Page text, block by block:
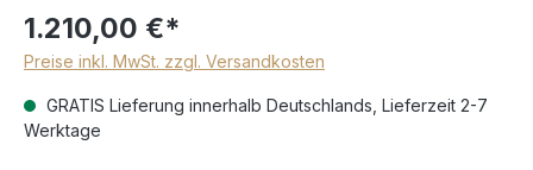
1.210,00 €*
Preise inkl. MwSt. zzgl. Versandkosten
GRATIS Lieferung innerhalb Deutschlands, Lieferzeit 2-7
Werktage